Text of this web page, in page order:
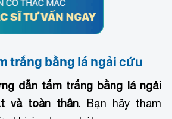
trắng bằng lá ngải cứu
dẫn tắm trắng bằng lá ngải
và toàn thân. Bạn hãy tham